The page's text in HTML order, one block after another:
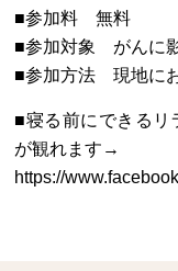
■参加料 無料
■参加対象 がんに
■参加方法 現地に
■寝る前にできるリ
が観れます→
https://